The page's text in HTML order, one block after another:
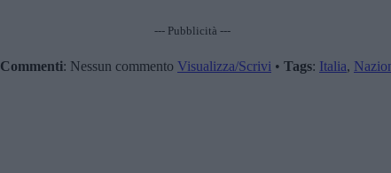
--- Pubblicità ---
Commenti: Nessun commento Visualizza/Scrivi • Tags: Italia,